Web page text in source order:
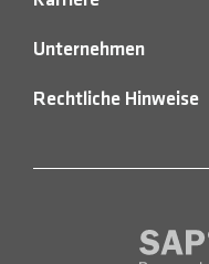
Unternehmen
Rechtliche Hinweise